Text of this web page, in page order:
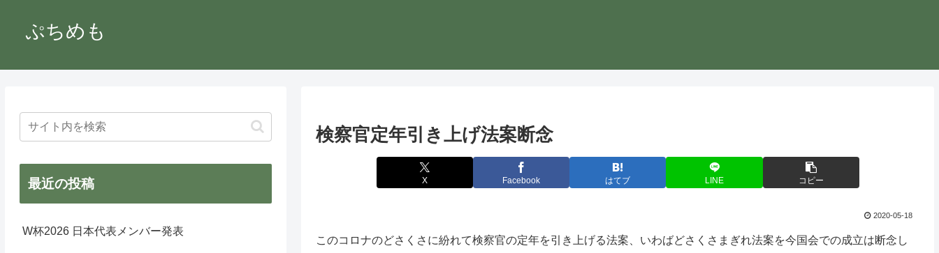
ぷちめも
検察官定年引き上げ法案断念
X Facebook はてブ LINE コピー
2020-05-18
このコロナのどさくさに紛れて検察官の定年を引き上げる法案、いわばどさくさまぎれ法案を今国会での成立は断念し
最近の投稿
W杯2026 日本代表メンバー発表